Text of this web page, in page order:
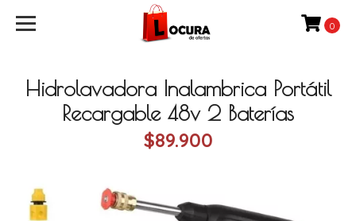
0
Hidrolavadora Inalambrica Portátil
Recargable 48v 2 Baterías
$89.900